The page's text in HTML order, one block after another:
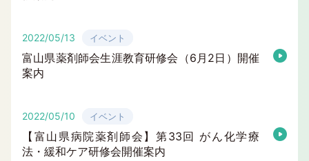
2022/05/13 イベント
富山県薬剤師会生涯教育研修会（6月2日）開催
案内
2022/05/10 イベント
【富山県病院薬剤師会】第33回 がん化学療
法・緩和ケア研修会開催案内